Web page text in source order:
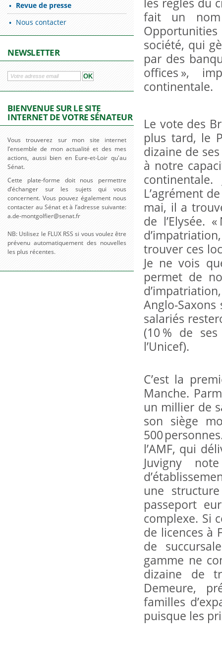
Revue de presse
Nous contacter
NEWSLETTER
BIENVENUE SUR LE SITE
INTERNET DE VOTRE SÉNATEUR
Vous trouverez sur mon site internet
l’ensemble de mon actualité et des mes
actions, aussi bien en Eure-et-Loir qu'au
Sénat.
Cette plate-forme doit nous permettre
d’échanger sur les sujets qui vous
concernent. Vous pouvez également nous
contacter au Sénat et à l’adresse suivante:
a.de-montgolfier@senat.fr
NB: Utilisez le FLUX RSS si vous voulez être
prévenu automatiquement des nouvelles
les plus récentes.
les règles du
fait un nom
société, qui
par des
offices »,
continentale.
Le vote des
plus tard, le
dizaine de
à notre
L’agrément
mai, il a
de l’Elysée.
trouver ces
Je ne vois
permet de
Anglo-
salariés
(10 % de
l’Unicef).
C’est la
Manche.
un millier de
son siège
500
l’AMF, qui
Juvigny
une
passeport
complexe. Si
de licences à
de
gamme ne
dizaine de
Demeure,
familles
puisque les